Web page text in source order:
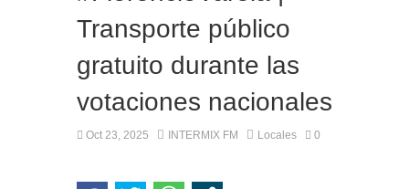
Transporte público
gratuito durante las
votaciones nacionales
Oct 23, 2025 INTERMIX FM Locales 0